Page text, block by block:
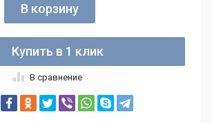
В корзину
Купить в 1 клик
В сравнение